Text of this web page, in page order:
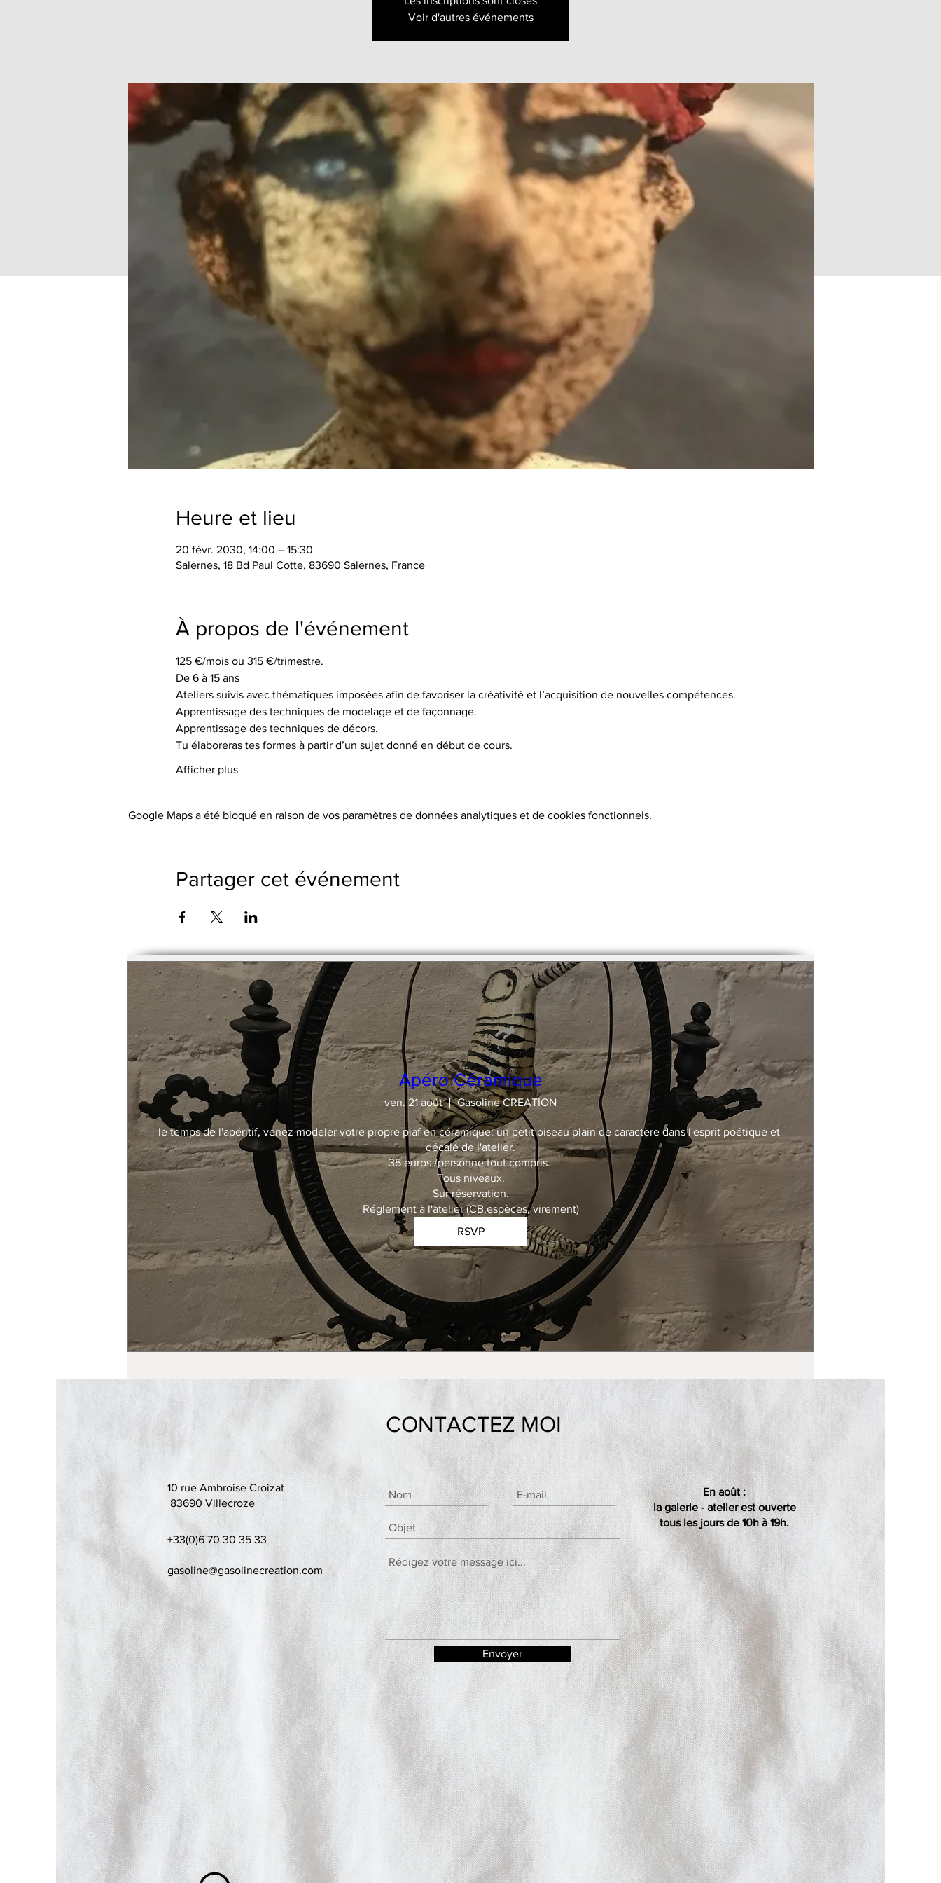
Voir d'autres événements
Heure et lieu
20 févr. 2030, 14:00 – 15:30
Salernes, 18 Bd Paul Cotte, 83690 Salernes, France
À propos de l'événement
125 €/mois ou 315 €/trimestre.
De 6 à 15 ans
Ateliers suivis avec thématiques imposées afin de favoriser la créativité et l’acquisition de nouvelles compétences.
Apprentissage des techniques de modelage et de façonnage.
Apprentissage des techniques de décors.
Tu élaboreras tes formes à partir d’un sujet donné en début de cours.
Afficher plus
Google Maps a été bloqué en raison de vos paramètres de données analytiques et de cookies fonctionnels.
Partager cet événement
Apéro Céramique
ven. 21 août Gasoline CREATION
le temps de l'apéritif, venez modeler votre propre piaf en céramique: un petit oiseau plain de caractère dans l'esprit poétique et
décalé de l'atelier.
35 euros /personne tout compris.
Tous niveaux.
Sur réservation.
Réglement à l'atelier (CB,espèces, virement)
RSVP
CONTACTEZ MOI
10 rue Ambroise Croizat
83690 Villecroze
+33(0)6 70 30 35 33
gasoline@gasolinecreation.com
Envoyer
En août :
la galerie - atelier est ouverte
tous les jours de 10h à 19h.